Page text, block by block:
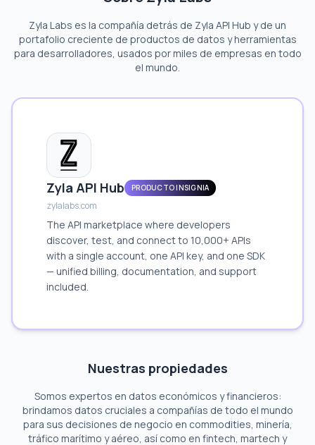
Zyla Labs es la compañía detrás de Zyla API Hub y de un
portafolio creciente de productos de datos y herramientas
para desarrolladores, usados por miles de empresas en todo
el mundo.
Zyla API Hub PRODUCTO INSIGNIA
zylalabs.com
The API marketplace where developers
discover, test, and connect to 10,000+ APIs
with a single account, one API key, and one SDK
— unified billing, documentation, and support
included.
Nuestras propiedades
Somos expertos en datos económicos y financieros:
brindamos datos cruciales a compañías de todo el mundo
para sus decisiones de negocio en commodities, minería,
tráfico marítimo y aéreo, así como en fintech, martech y